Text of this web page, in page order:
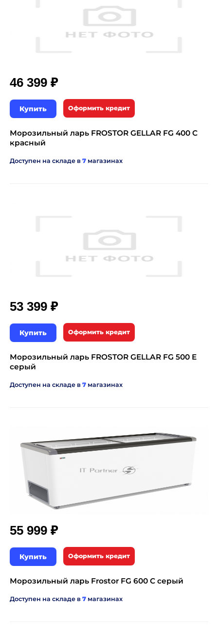
46 399 ₽
Купить Оформить кредит
Морозильный ларь FROSTOR GELLAR FG 400 C
красный
Доступен на складе в 7 магазинах
53 399 ₽
Купить Оформить кредит
Морозильный ларь FROSTOR GELLAR FG 500 E
серый
Доступен на складе в 7 магазинах
55 999 ₽
Купить Оформить кредит
Морозильный ларь Frostor FG 600 С серый
Доступен на складе в 7 магазинах